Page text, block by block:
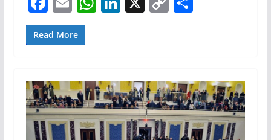
ac
e
o
o
k
m
ai
A
p
p
dI
n
Li
n
k
er
Read More